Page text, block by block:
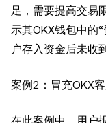
足，需要提高交易
示其OKX钱包中的
户存入资金后未收
案例2：冒充OKX